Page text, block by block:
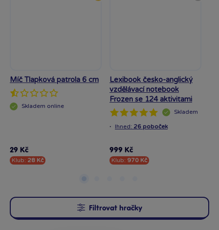
Míč Tlapková patrola 6 cm
Skladem online
29 Kč
Klub: 28 Kč
Lexibook česko-anglický
vzdělávací notebook
Frozen se 124 aktivitami
Skladem
· Ihned: 26 poboček
999 Kč
Klub: 970 Kč
Filtrovat hračky